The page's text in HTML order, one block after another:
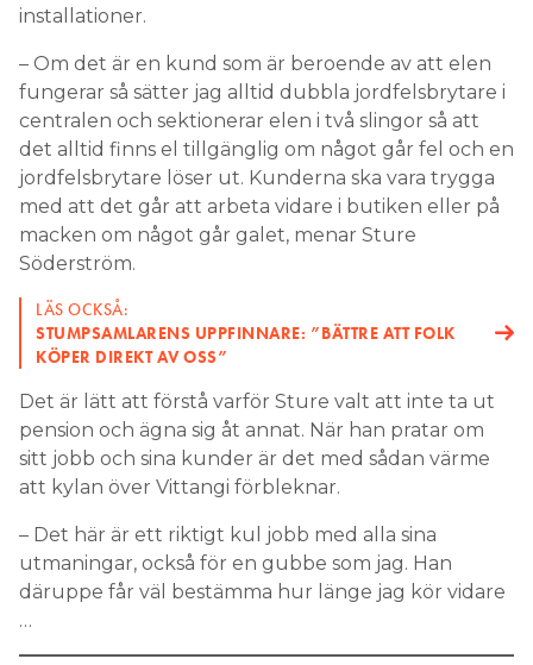
installationer.
– Om det är en kund som är beroende av att elen
fungerar så sätter jag alltid dubbla jordfelsbrytare i
centralen och sektionerar elen i två slingor så att
det alltid finns el tillgänglig om något går fel och en
jordfelsbrytare löser ut. Kunderna ska vara trygga
med att det går att arbeta vidare i butiken eller på
macken om något går galet, menar Sture
Söderström.
LÄS OCKSÅ:
STUMPSAMLARENS UPPFINNARE: ”BÄTTRE ATT FOLK
KÖPER DIREKT AV OSS”
Det är lätt att förstå varför Sture valt att inte ta ut
pension och ägna sig åt annat. När han pratar om
sitt jobb och sina kunder är det med sådan värme
att kylan över Vittangi förbleknar.
– Det här är ett riktigt kul jobb med alla sina
utmaningar, också för en gubbe som jag. Han
däruppe får väl bestämma hur länge jag kör vidare
…